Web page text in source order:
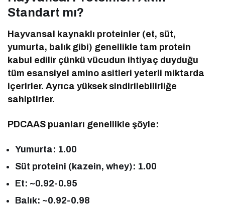
Standart mı?
Hayvansal kaynaklı proteinler (et, süt,
yumurta, balık gibi) genellikle tam protein
kabul edilir çünkü vücudun ihtiyaç duyduğu
tüm esansiyel amino asitleri yeterli miktarda
içerirler. Ayrıca yüksek sindirilebilirliğe
sahiptirler.
PDCAAS puanları genellikle şöyle:
Yumurta: 1.00
Süt proteini (kazein, whey): 1.00
Et: ~0.92-0.95
Balık: ~0.92-0.98